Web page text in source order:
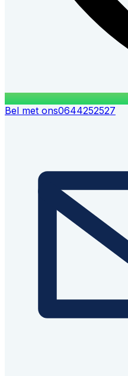
Bel met ons0644252527